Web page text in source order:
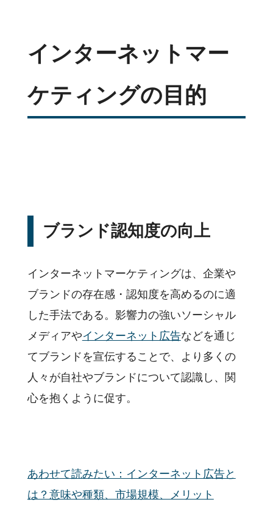
活用事例
イベント
主な機能
サポート
料金
企業様活用事例
お役立ち資料
セミナー・イベント
インターネットマー
ケティングの目的
ブランド認知度の向上
インターネットマーケティングは、企業や
ブランドの存在感・認知度を高めるのに適
した手法である。影響力の強いソーシャル
メディアやインターネット広告などを通じ
てブランドを宣伝することで、より多くの
人々が自社やブランドについて認識し、関
心を抱くように促す。
あわせて読みたい：インターネット広告と
は？意味や種類、市場規模、メリット